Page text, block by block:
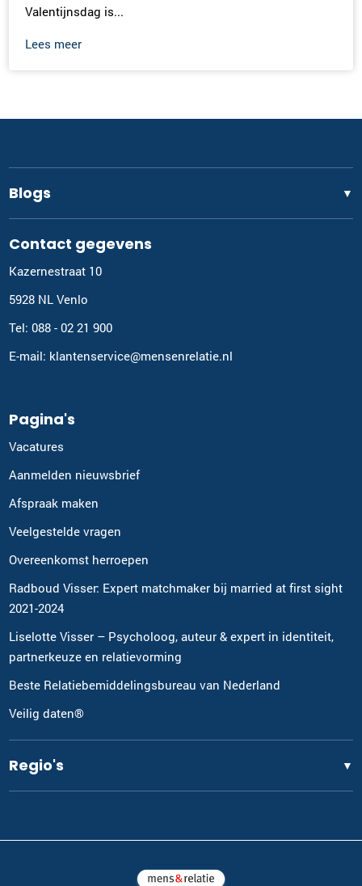
Valentijnsdag is...
Lees meer
Blogs ▼
Contact gegevens
Kazernestraat 10
5928 NL Venlo
Tel: 088 - 02 21 900
E-mail: klantenservice@mensenrelatie.nl
Pagina's
Vacatures
Aanmelden nieuwsbrief
Afspraak maken
Veelgestelde vragen
Overeenkomst herroepen
Radboud Visser: Expert matchmaker bij married at first sight
2021-2024
Liselotte Visser – Psycholoog, auteur & expert in identiteit,
partnerkeuze en relatievorming
Beste Relatiebemiddelingsbureau van Nederland
Veilig daten®
Regio's ▼